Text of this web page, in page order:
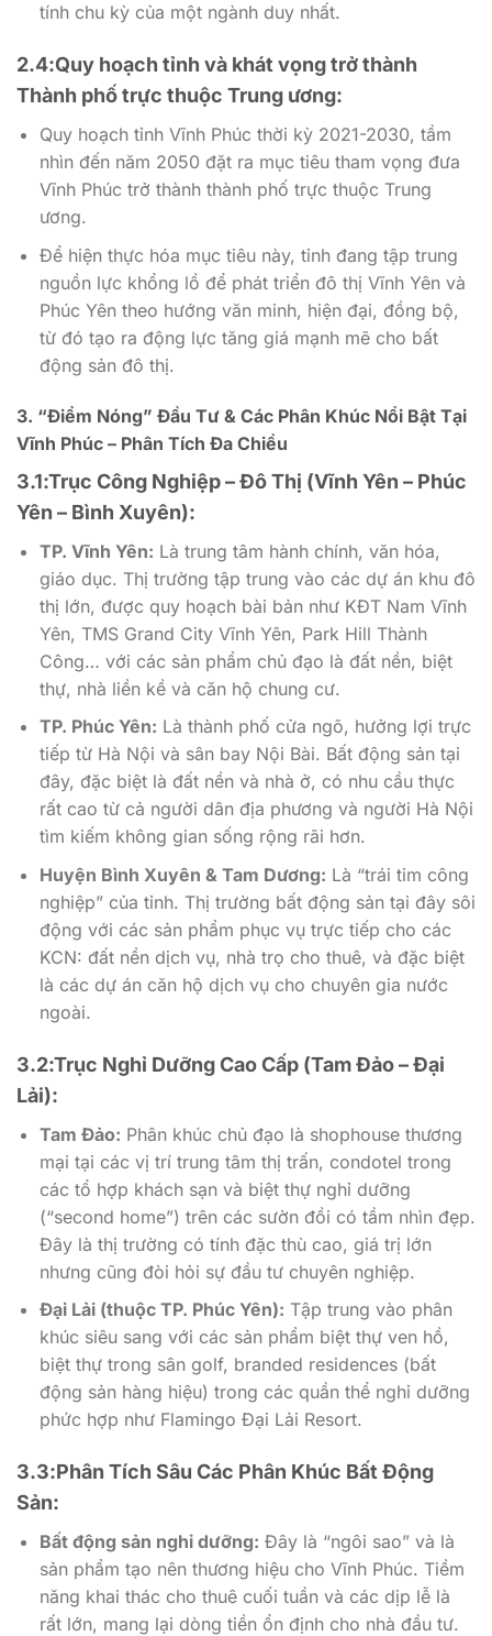
tính chu kỳ của một ngành duy nhất.
2.4:Quy hoạch tỉnh và khát vọng trở thành
Thành phố trực thuộc Trung ương:
Quy hoạch tỉnh Vĩnh Phúc thời kỳ 2021-2030, tầm
nhìn đến năm 2050 đặt ra mục tiêu tham vọng đưa
Vĩnh Phúc trở thành thành phố trực thuộc Trung
ương.
Để hiện thực hóa mục tiêu này, tỉnh đang tập trung
nguồn lực khổng lồ để phát triển đô thị Vĩnh Yên và
Phúc Yên theo hướng văn minh, hiện đại, đồng bộ,
từ đó tạo ra động lực tăng giá mạnh mẽ cho bất
động sản đô thị.
3. “Điểm Nóng” Đầu Tư & Các Phân Khúc Nổi Bật Tại
Vĩnh Phúc – Phân Tích Đa Chiều
3.1:Trục Công Nghiệp – Đô Thị (Vĩnh Yên – Phúc
Yên – Bình Xuyên):
TP. Vĩnh Yên: Là trung tâm hành chính, văn hóa,
giáo dục. Thị trường tập trung vào các dự án khu đô
thị lớn, được quy hoạch bài bản như KĐT Nam Vĩnh
Yên, TMS Grand City Vĩnh Yên, Park Hill Thành
Công… với các sản phẩm chủ đạo là đất nền, biệt
thự, nhà liền kề và căn hộ chung cư.
TP. Phúc Yên: Là thành phố cửa ngõ, hưởng lợi trực
tiếp từ Hà Nội và sân bay Nội Bài. Bất động sản tại
đây, đặc biệt là đất nền và nhà ở, có nhu cầu thực
rất cao từ cả người dân địa phương và người Hà Nội
tìm kiếm không gian sống rộng rãi hơn.
Huyện Bình Xuyên & Tam Dương: Là “trái tim công
nghiệp” của tỉnh. Thị trường bất động sản tại đây sôi
động với các sản phẩm phục vụ trực tiếp cho các
KCN: đất nền dịch vụ, nhà trọ cho thuê, và đặc biệt
là các dự án căn hộ dịch vụ cho chuyên gia nước
ngoài.
3.2:Trục Nghỉ Dưỡng Cao Cấp (Tam Đảo – Đại
Lải):
Tam Đảo: Phân khúc chủ đạo là shophouse thương
mại tại các vị trí trung tâm thị trấn, condotel trong
các tổ hợp khách sạn và biệt thự nghỉ dưỡng
(“second home”) trên các sườn đồi có tầm nhìn đẹp.
Đây là thị trường có tính đặc thù cao, giá trị lớn
nhưng cũng đòi hỏi sự đầu tư chuyên nghiệp.
Đại Lải (thuộc TP. Phúc Yên): Tập trung vào phân
khúc siêu sang với các sản phẩm biệt thự ven hồ,
biệt thự trong sân golf, branded residences (bất
động sản hàng hiệu) trong các quần thể nghỉ dưỡng
phức hợp như Flamingo Đại Lải Resort.
3.3:Phân Tích Sâu Các Phân Khúc Bất Động
Sản:
Bất động sản nghỉ dưỡng: Đây là “ngôi sao” và là
sản phẩm tạo nên thương hiệu cho Vĩnh Phúc. Tiềm
năng khai thác cho thuê cuối tuần và các dịp lễ là
rất lớn, mang lại dòng tiền ổn định cho nhà đầu tư.